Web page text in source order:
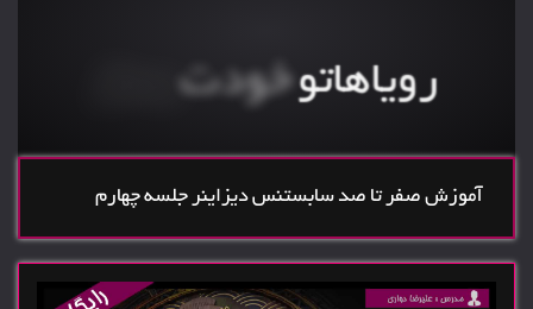
رویاهاتوخودتبساز
گروه پشتیبانی حرفه ای
آموزش صفر تا صد سابستنس دیزاینر جلسه چهارم